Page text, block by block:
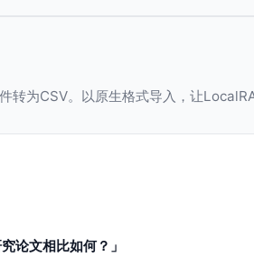
转为CSV。以原生格式导入，让
论文相比如何？」